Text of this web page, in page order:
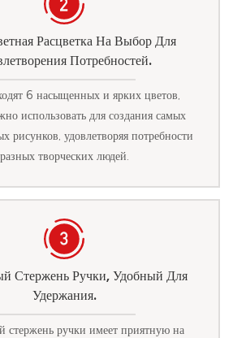
Расцветка На Выбор Для
Потребностей.
6 насыщенных и ярких цветов,
использовать для создания самых
рисунков, удовлетворяя потребности
разных творческих людей.
Стержень Ручки, Удобный Для
Удержания.
стержень ручки имеет приятную на